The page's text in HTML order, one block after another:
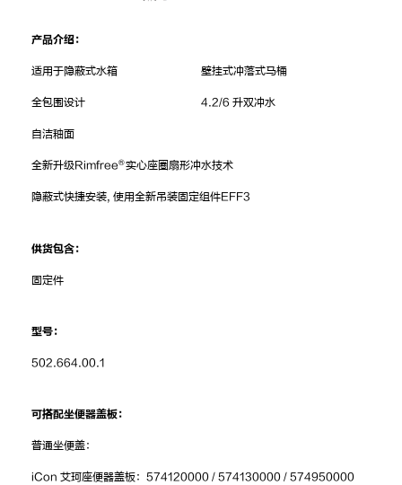
产品介绍：
适用于隐蔽式水箱 壁挂式冲落式马桶
全包围设计 4.2/6 升双冲水
自洁釉面
全新升级Rimfree®实心座圈扇形冲水技术
隐蔽式快捷安装, 使用全新吊装固定组件EFF3
供货包含：
固定件
型号：
502.664.00.1
可搭配坐便器盖板：
普通坐便盖：
iCon 艾珂座便器盖板：574120000 / 574130000 / 574950000